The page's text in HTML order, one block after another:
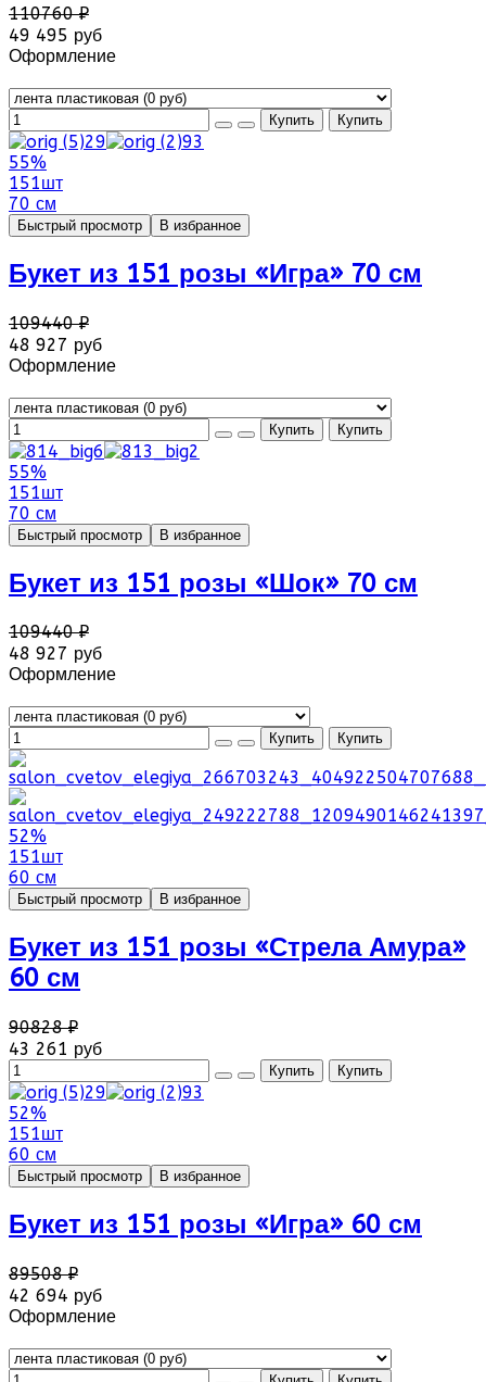
110760 ₽
49 495 руб
Оформление
55%
151шт
70 см
Быстрый просмотр В избранное
Букет из 151 розы «Игра» 70 см
109440 ₽
48 927 руб
Оформление
55%
151шт
70 см
Быстрый просмотр В избранное
Букет из 151 розы «Шок» 70 см
109440 ₽
48 927 руб
Оформление
52%
151шт
60 см
Быстрый просмотр В избранное
Букет из 151 розы «Стрела Амура»
60 см
90828 ₽
43 261 руб
52%
151шт
60 см
Быстрый просмотр В избранное
Букет из 151 розы «Игра» 60 см
89508 ₽
42 694 руб
Оформление